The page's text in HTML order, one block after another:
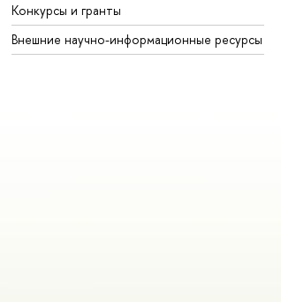
Конкурсы и гранты
Внешние научно-информационные ресурсы